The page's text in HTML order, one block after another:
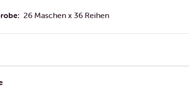
26 Maschen x 36 Reihen